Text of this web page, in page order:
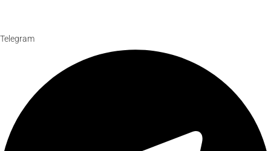
Telegram